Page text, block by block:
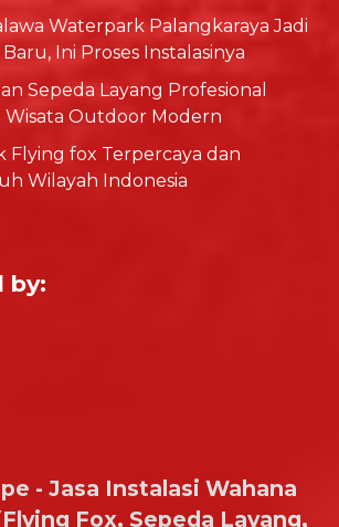
Waterpark Palangkaraya Jadi
Ini Proses Instalasinya
Sepeda Layang Profesional
Outdoor Modern
Flying fox Terpercaya dan
Wilayah Indonesia
by:
- Jasa Instalasi Wahana
Fox, Sepeda Layang,